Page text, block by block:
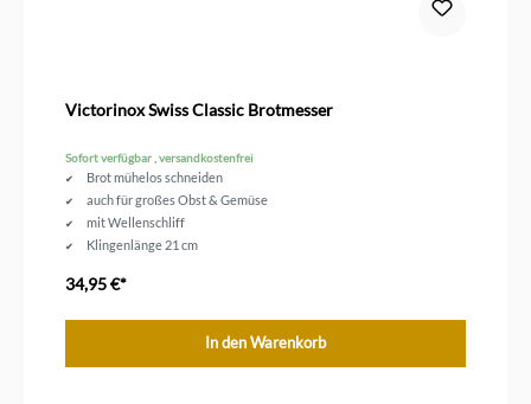
Victorinox Swiss Classic Brotmesser
Sofort verfügbar , versandkostenfrei
Brot mühelos schneiden
auch für großes Obst & Gemüse
mit Wellenschliff
Klingenlänge 21 cm
34,95 €*
In den Warenkorb